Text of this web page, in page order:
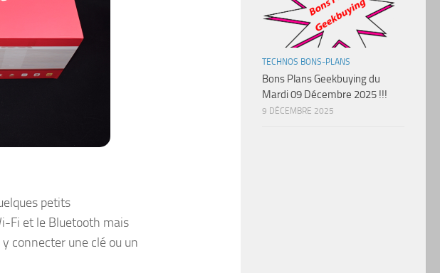
petits
Fi et le Bluetooth mais
y connecter une clé ou un
TECHNOS BONS-PLANS
Bons Plans Geekbuying du
Mardi 09 Décembre 2025 !!!
9 DÉCEMBRE 2025